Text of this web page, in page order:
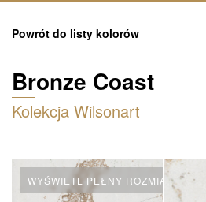
Powrót do listy kolorów
Bronze Coast
Kolekcja Wilsonart
WYŚWIETL PEŁNY ROZMIAR PŁYTY